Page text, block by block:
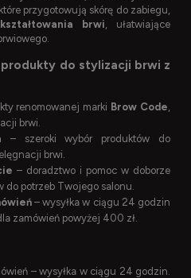
przygotowują skórę do zabiegu,
brwi, ułatwiające
do stylizacji brwi z
renomowanej marki Brow Code
brwi.
– szeroki wybór produktów do
brwi.
– doradztwo i pomoc w doborze
potrzeb Twojego salonu.
– wysyłka w ciągu 24 godzin
zamówień powyżej 400 zł.
– wysyłka w ciągu 24 godzin.